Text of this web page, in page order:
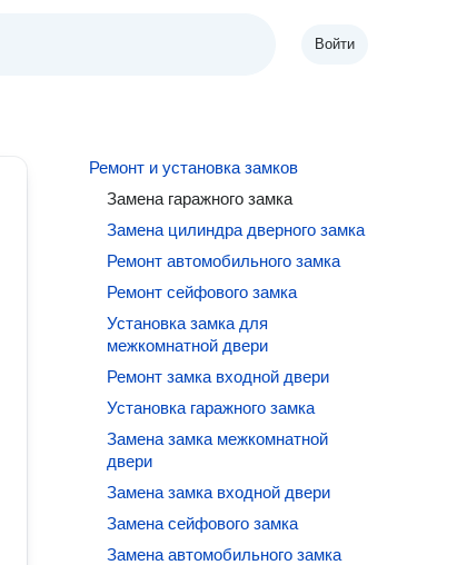
Войти
Ремонт и установка замков
Замена гаражного замка
Замена цилиндра дверного замка
Ремонт автомобильного замка
Ремонт сейфового замка
Установка замка для
межкомнатной двери
Ремонт замка входной двери
Установка гаражного замка
Замена замка межкомнатной
двери
Замена замка входной двери
Замена сейфового замка
Замена автомобильного замка